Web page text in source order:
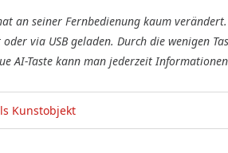
an seiner Fernbedienung kaum
via USB geladen. Durch die wenigen
AI-Taste kann man jederzeit
Kunstobjekt